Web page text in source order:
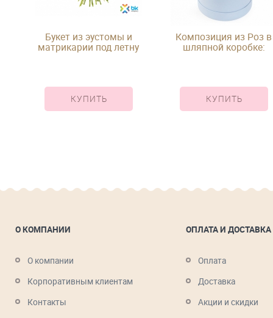
Букет из эустомы и
матрикарии под летну
КУПИТЬ
Композиция из Роз в
шляпной коробке:
КУПИТЬ
О КОМПАНИИ
О компании
Корпоративным клиентам
Контакты
ОПЛАТА И ДОСТАВКА
Оплата
Доставка
Акции и скидки